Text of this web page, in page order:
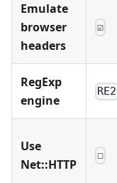
Emulate
browser
headers
☑
RegExp
engine
RE2
Use
Net::HTTP
☐